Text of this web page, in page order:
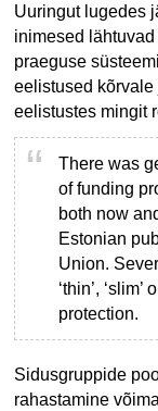
Uuringut lugedes
inimesed
praeguse
eelistused
eelistustes mingit
There was
of funding
both now
Estonian
Union.
‘thin’,
protection.
Sidusgruppide
rahastamine